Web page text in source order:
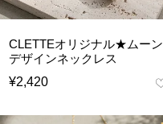
CLETTEオリジナル★ムーン
デザインネックレス
¥2,420